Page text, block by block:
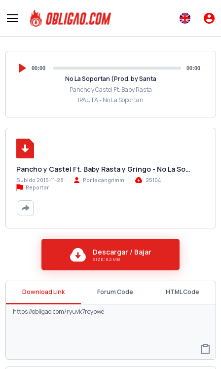
00:00 00:00
No La Soportan (Prod. by Santa
Pancho y Castel Ft. Baby Rasta
IPAUTA - No La Soportan
Pancho y Castel Ft. Baby Rasta y Gringo - No La So…
Subido 2015-11-28 Por lacangrimm
25104
Reportar
Descargar / Bajar
SIZE: 8.2 MB
Download Link Forum Code HTML Code